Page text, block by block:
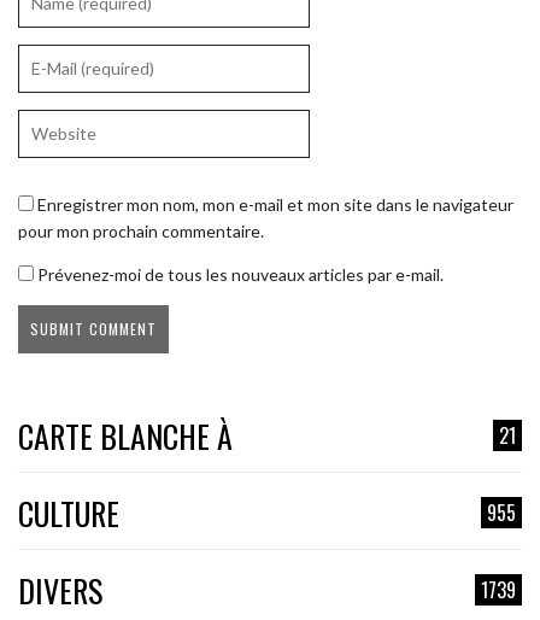
Enregistrer mon nom, mon e-mail et mon site dans le navigateur
pour mon prochain commentaire.
Prévenez-moi de tous les nouveaux articles par e-mail.
CARTE BLANCHE À 21
CULTURE 955
DIVERS 1739